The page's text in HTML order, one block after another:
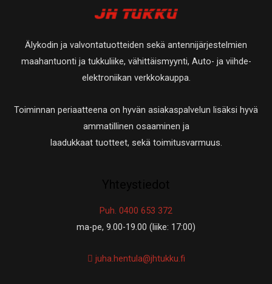
Älykodin ja valvontatuotteiden sekä antennijärjestelmien
maahantuonti ja tukkuliike, vähittäismyynti, Auto- ja viihde-
elektroniikan verkkokauppa.
Toiminnan periaatteena on hyvän asiakaspalvelun lisäksi hyvä
ammatillinen osaaminen ja
laadukkaat tuotteet, sekä toimitusvarmuus.
Puh. 0400 653 372
ma-pe, 9.00-19.00 (liike: 17:00)
juha.hentula@jhtukku.fi